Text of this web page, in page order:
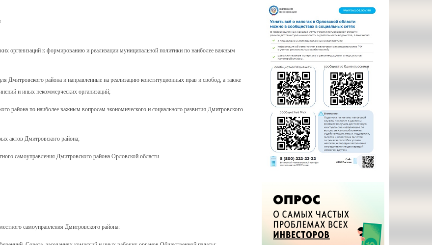
организаций к формированию и реализации муниципальной политики по наиболее важным
района и направленные на реализацию конституционных прав и свобод, а также
и иных некоммерческих организаций;
района по наиболее важным вопросам экономического и социального развития Дмитровского
актов Дмитровского района;
самоуправления Дмитровского района Орловской области.
самоуправления Дмитровского района: